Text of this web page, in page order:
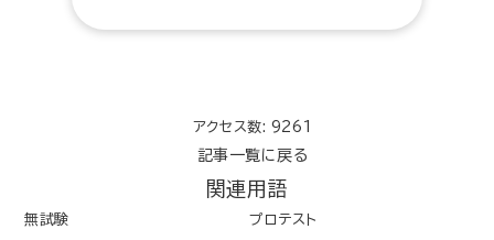
アクセス数: 9261
記事一覧に戻る
関連用語
無試験 プロテスト